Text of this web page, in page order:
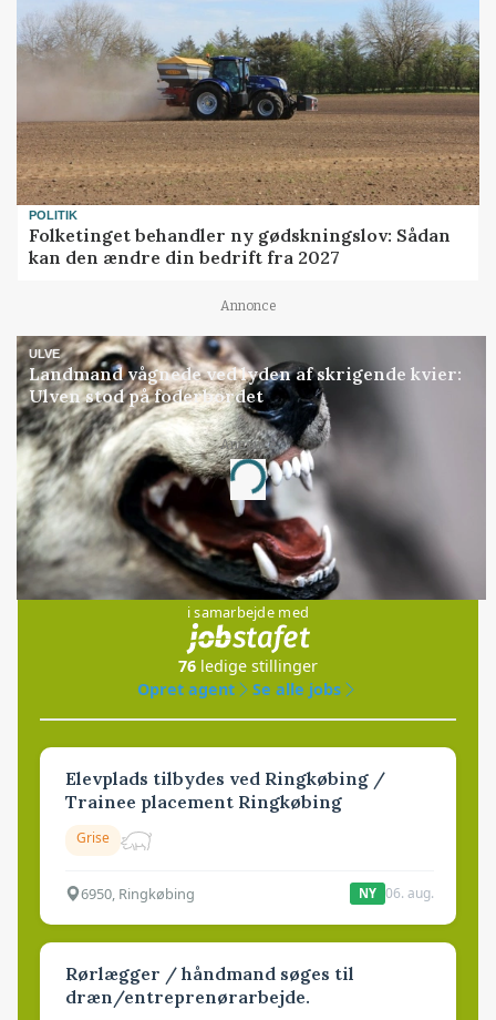
POLITIK
Folketinget behandler ny gødskningslov: Sådan
kan den ændre din bedrift fra 2027
Annonce
ULVE
Landmand vågnede ved lyden af skrigende kvier:
Ulven stod på foderbordet
Annonce
Loading...
Jobs
i samarbejde med
76 ledige stillinger
Opret agent
Se alle jobs
Elevplads tilbydes ved Ringkøbing /
Trainee placement Ringkøbing
Grise
6950, Ringkøbing NY 06. aug.
Rørlægger / håndmand søges til
dræn/entreprenørarbejde.